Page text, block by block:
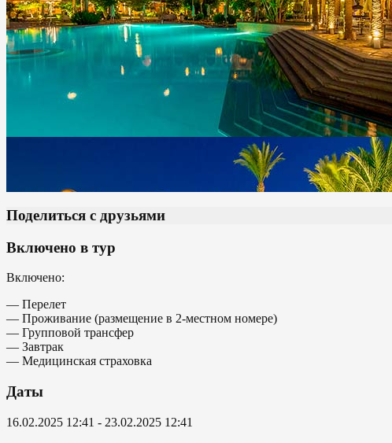
Поделиться с друзьями
Включено в тур
Включено:
— Перелет
— Проживание (размещение в 2-местном номере)
— Групповой трансфер
— Завтрак
— Медицинская страховка
Даты
16.02.2025 12:41 - 23.02.2025 12:41